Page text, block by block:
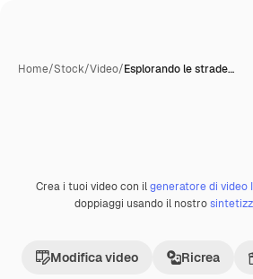
Home/Stock/Video/Esplorando le strade…
Premium
Crea i tuoi video con ilgeneratore di video
doppiaggi usando il nostro
Modifica video Ricrea